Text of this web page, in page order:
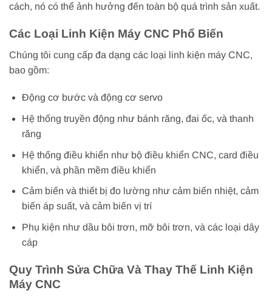
cách, nó có thể ảnh hưởng đến toàn bộ quá trình sản xuất.
Các Loại Linh Kiện Máy CNC Phổ Biến
Chúng tôi cung cấp đa dạng các loại linh kiện máy CNC,
bao gồm:
Động cơ bước và động cơ servo
Hệ thống truyền động như bánh răng, đai ốc, và thanh
răng
Hệ thống điều khiển như bộ điều khiển CNC, card điều
khiển, và phần mềm điều khiển
Cảm biến và thiết bị đo lường như cảm biến nhiệt, cảm
biến áp suất, và cảm biến vị trí
Phụ kiện như dầu bôi trơn, mỡ bôi trơn, và các loại dây
cáp
Quy Trình Sửa Chữa Và Thay Thế Linh Kiện
Máy CNC